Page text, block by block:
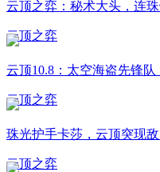
云顶之弈：秘术大头，连
云顶之弈
云顶10.8：太空海盗先锋队
云顶之弈
珠光护手卡莎，云顶突现敌
云顶之弈